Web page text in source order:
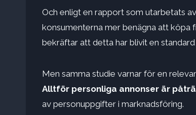
Och enligt en rapport som utarbetats
konsumenterna mer benägna att köpa
bekräftar att detta har blivit en
Men samma studie varnar för en
Alltför personliga annonser är
av personuppgifter i marknadsföring.